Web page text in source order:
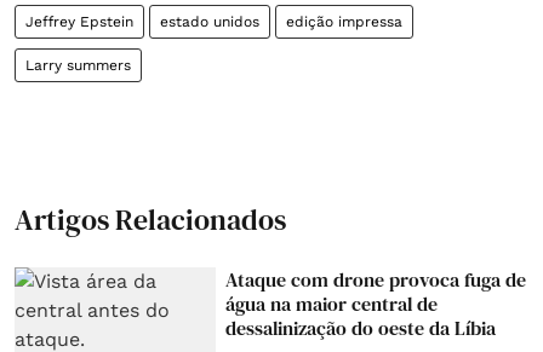
Jeffrey Epstein estado unidos edição impressa
Larry summers
Artigos Relacionados
Ataque com drone provoca fuga de
água na maior central de
dessalinização do oeste da Líbia